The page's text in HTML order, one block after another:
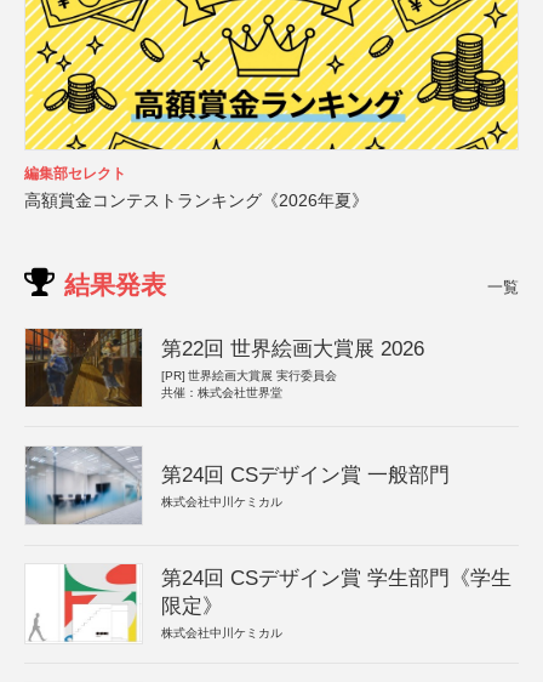
編集部セレクト
高額賞金コンテストランキング《2026年夏》
結果発表 一覧
第22回 世界絵画大賞展 2026
[PR] 世界絵画大賞展 実行委員会
共催：株式会社世界堂
第24回 CSデザイン賞 一般部門
株式会社中川ケミカル
第24回 CSデザイン賞 学生部門《学生
限定》
株式会社中川ケミカル